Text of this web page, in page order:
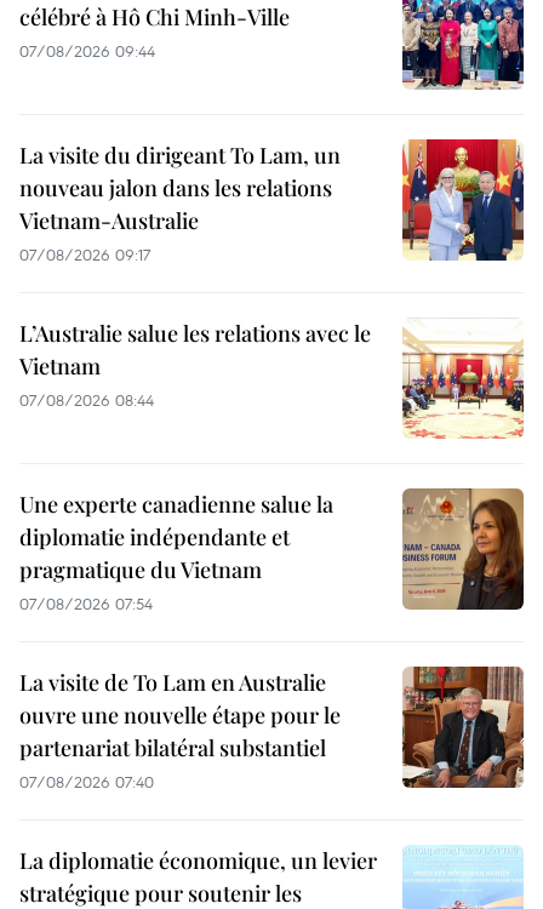
célébré à Hô Chi Minh-Ville
07/08/2026 09:44
La visite du dirigeant To Lam, un
nouveau jalon dans les relations
Vietnam-Australie
07/08/2026 09:17
L’Australie salue les relations avec le
Vietnam
07/08/2026 08:44
Une experte canadienne salue la
diplomatie indépendante et
pragmatique du Vietnam
07/08/2026 07:54
La visite de To Lam en Australie
ouvre une nouvelle étape pour le
partenariat bilatéral substantiel
07/08/2026 07:40
La diplomatie économique, un levier
stratégique pour soutenir les